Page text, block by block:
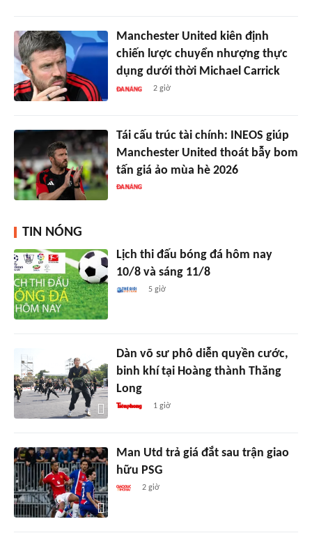
Manchester United kiên định
chiến lược chuyển nhượng thực
dụng dưới thời Michael Carrick
2 giờ
Tái cấu trúc tài chính: INEOS giúp
Manchester United thoát bẫy bom
tấn giá ảo mùa hè 2026
TIN NÓNG
Lịch thi đấu bóng đá hôm nay
10/8 và sáng 11/8
5 giờ
Dàn võ sư phô diễn quyền cước,
binh khí tại Hoàng thành Thăng
Long
1 giờ
Man Utd trả giá đắt sau trận giao
hữu PSG
2 giờ